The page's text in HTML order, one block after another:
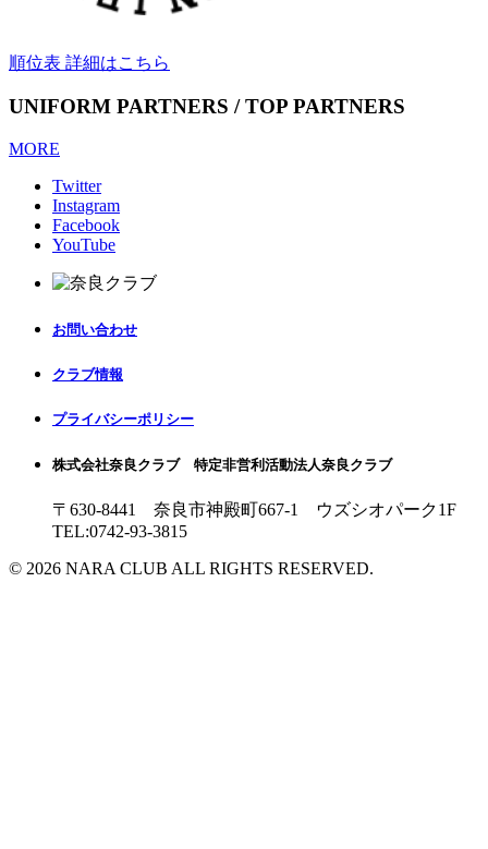
順位表 詳細はこちら
UNIFORM PARTNERS / TOP PARTNERS
MORE
Twitter
Instagram
Facebook
YouTube
お問い合わせ
クラブ情報
プライバシーポリシー
株式会社奈良クラブ 特定非営利活動法人奈良クラブ
〒630-8441 奈良市神殿町667-1
ウズシオパーク1F
TEL:0742-93-3815
© 2026 NARA CLUB ALL RIGHTS RESERVED.